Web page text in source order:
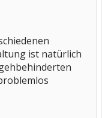
ist natürlich